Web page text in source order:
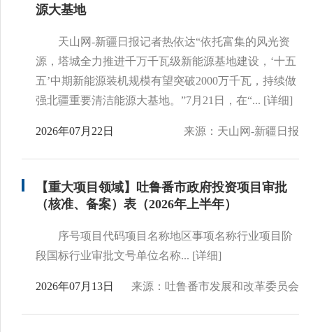
源大基地
天山网-新疆日报记者热依达“依托富集的风光资
源，塔城全力推进千万千瓦级新能源基地建设，‘十五
五’中期新能源装机规模有望突破2000万千瓦，持续做
强北疆重要清洁能源大基地。”7月21日，在“... [详细]
2026年07月22日 来源：天山网-新疆日报
【重大项目领域】吐鲁番市政府投资项目审批
（核准、备案）表（2026年上半年）
序号项目代码项目名称地区事项名称行业项目阶
段国标行业审批文号单位名称... [详细]
2026年07月13日 来源：吐鲁番市发展和改革委员会